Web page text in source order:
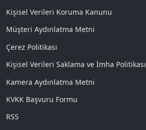
Kişisel Verileri Koruma Kanunu
Müşteri Aydınlatma Metni
Çerez Politikası
Kişisel Verileri Saklama ve İmha Politikası
Kamera Aydınlatma Metni
KVKK Başvuru Formu
RSS